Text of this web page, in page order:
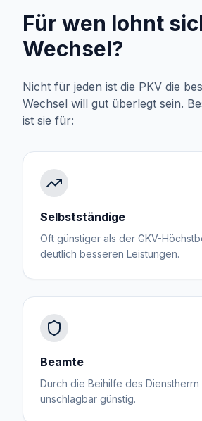
Für wen lohnt
Wechsel?
Nicht für jeden ist die PKV die
Wechsel will gut überlegt sein.
ist sie für:
Selbstständige
Oft günstiger als der GKV-
deutlich besseren Leistungen.
Beamte
Durch die Beihilfe des Dienstherrn
unschlagbar günstig.